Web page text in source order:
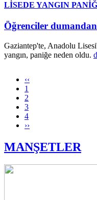
LİSEDE YANGIN
Öğrenciler
Gaziantep'te, Anadolu
yangın, paniğe neden oldu.
‹‹
1
2
3
4
››
MANŞETLER